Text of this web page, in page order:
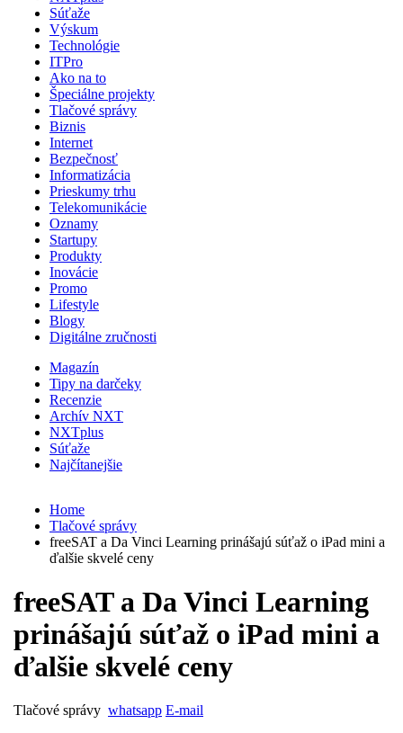
Súťaže
Výskum
Technológie
ITPro
Ako na to
Špeciálne projekty
Tlačové správy
Biznis
Internet
Bezpečnosť
Informatizácia
Prieskumy trhu
Telekomunikácie
Oznamy
Startupy
Produkty
Inovácie
Promo
Lifestyle
Blogy
Digitálne zručnosti
Magazín
Tipy na darčeky
Recenzie
Archív NXT
NXTplus
Súťaže
Najčítanejšie
Home
Tlačové správy
freeSAT a Da Vinci Learning prinášajú súťaž o iPad mini a
ďalšie skvelé ceny
freeSAT a Da Vinci Learning
prinášajú súťaž o iPad mini a
ďalšie skvelé ceny
Tlačové správy whatsapp E-mail